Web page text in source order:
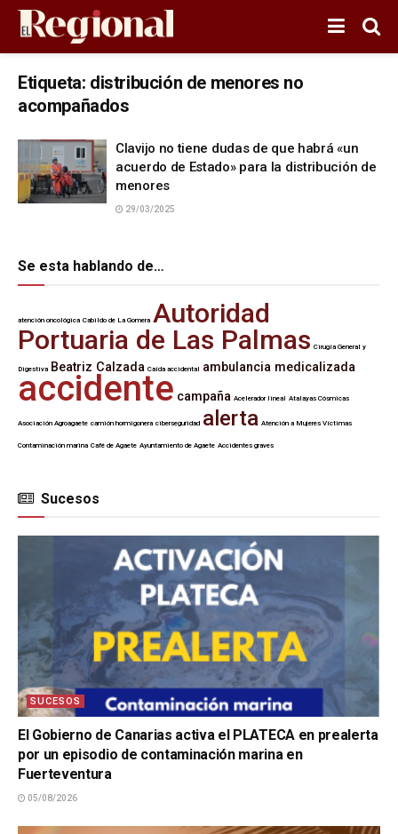
Etiqueta: distribución de menores no
acompañados
Clavijo no tiene dudas de que habrá «un
acuerdo de Estado» para la distribución de
menores
29/03/2025
Se esta hablando de…
atención oncológica Cabildo de La Gomera Autoridad
Portuaria de Las Palmas Cirugía General y
Digestiva Beatriz Calzada Caída accidental ambulancia medicalizada
accidente campaña Acelerador lineal Atalayas Cósmicas
Asociación Agroagaete camión hormigonera ciberseguridad alerta Atención a Mujeres Víctimas
Contaminación marina Café de Agaete Ayuntamiento de Agaete Accidentes graves
Sucesos
SUCESOS
El Gobierno de Canarias activa el PLATECA en prealerta
por un episodio de contaminación marina en
Fuerteventura
05/08/2026